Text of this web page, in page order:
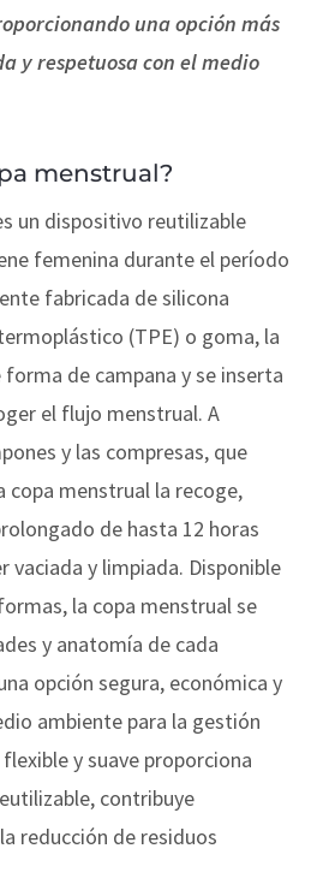
una opción más
y respetuosa con el medio
menstrual?
un dispositivo reutilizable
femenina durante el período
fabricada de silicona
(TPE) o goma, la
de campana y se inserta
el flujo menstrual. A
y las compresas, que
copa menstrual la recoge,
de hasta 12 horas
vaciada y limpiada. Disponible
la copa menstrual se
y anatomía de cada
opción segura, económica y
ambiente para la gestión
y suave proporciona
contribuye
reducción de residuos